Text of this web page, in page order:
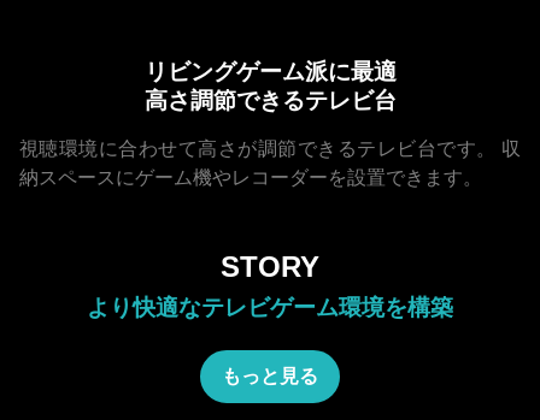
リビングゲーム派に最適
高さ調節できるテレビ台
視聴環境に合わせて高さが調節できるテレビ台です。
収
納スペースにゲーム機やレコーダーを設置できます。
STORY
より快適なテレビゲーム環境を構築
もっと見る